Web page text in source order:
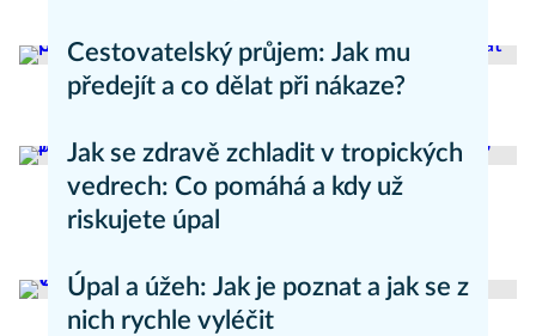
Cestovatelský průjem: Jak mu
předejít a co dělat při nákaze?
Jak se zdravě zchladit v tropických
vedrech: Co pomáhá a kdy už
riskujete úpal
Pavla Skurovcová
Úpal a úžeh: Jak je poznat a jak se z
nich rychle vyléčit